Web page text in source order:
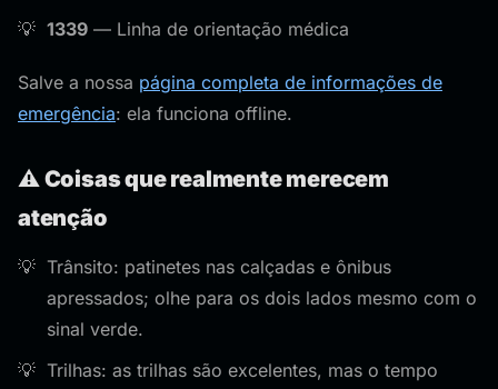
1339 — Linha de orientação médica
Salve a nossa página completa de informações de
emergência: ela funciona offline.
⚠️ Coisas que realmente merecem
atenção
Trânsito: patinetes nas calçadas e ônibus
apressados; olhe para os dois lados mesmo com o
sinal verde.
Trilhas: as trilhas são excelentes, mas o tempo